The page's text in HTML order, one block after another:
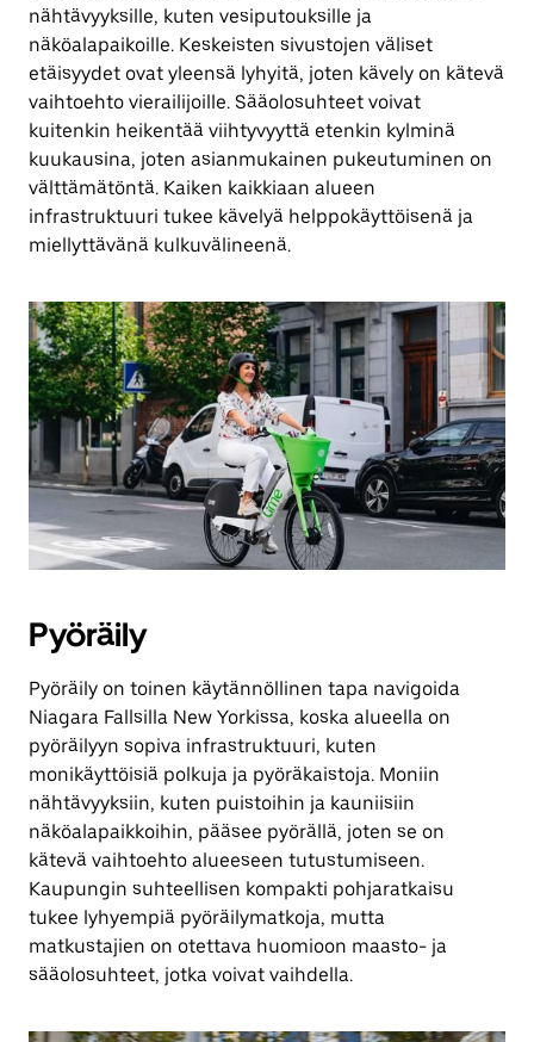
nähtävyyksille, kuten vesiputouksille ja
näköalapaikoille. Keskeisten sivustojen väliset
etäisyydet ovat yleensä lyhyitä, joten kävely on kätevä
vaihtoehto vierailijoille. Sääolosuhteet voivat
kuitenkin heikentää viihtyvyyttä etenkin kylminä
kuukausina, joten asianmukainen pukeutuminen on
välttämätöntä. Kaiken kaikkiaan alueen
infrastruktuuri tukee kävelyä helppokäyttöisenä ja
miellyttävänä kulkuvälineenä.
Pyöräily
Pyöräily on toinen käytännöllinen tapa navigoida
Niagara Fallsilla New Yorkissa, koska alueella on
pyöräilyyn sopiva infrastruktuuri, kuten
monikäyttöisiä polkuja ja pyöräkaistoja. Moniin
nähtävyyksiin, kuten puistoihin ja kauniisiin
näköalapaikkoihin, pääsee pyörällä, joten se on
kätevä vaihtoehto alueeseen tutustumiseen.
Kaupungin suhteellisen kompakti pohjaratkaisu
tukee lyhyempiä pyöräilymatkoja, mutta
matkustajien on otettava huomioon maasto- ja
sääolosuhteet, jotka voivat vaihdella.